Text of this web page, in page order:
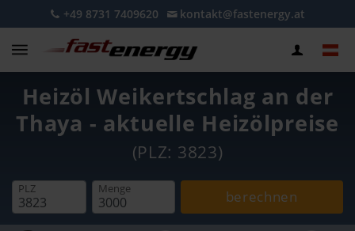
+49 8731 7409620 kontakt@fastenergy.at
Heizöl Weikertschlag an der
Thaya - aktuelle Heizölpreise
(PLZ: 3823)
PLZ Menge berechnen